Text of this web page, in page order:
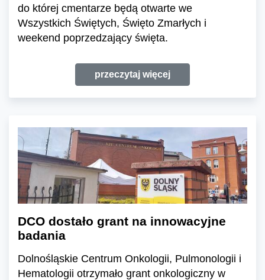
do której cmentarze będą otwarte we
Wszystkich Świętych, Święto Zmarłych i
weekend poprzedzający święta.
przeczytaj więcej
DCO dostało grant na innowacyjne
badania
Dolnośląskie Centrum Onkologii, Pulmonologii i
Hematologii otrzymało grant onkologiczny w